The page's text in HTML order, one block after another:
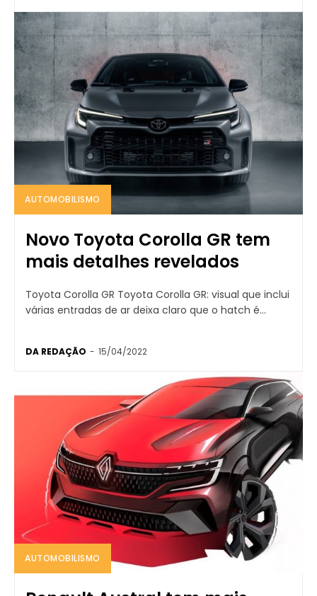
AUTOMOBILISMO
Novo Toyota Corolla GR tem
mais detalhes revelados
Toyota Corolla GR Toyota Corolla GR: visual que inclui
várias entradas de ar deixa claro que o hatch é...
DA REDAÇÃO - 15/04/2022
AUTOMOBILISMO